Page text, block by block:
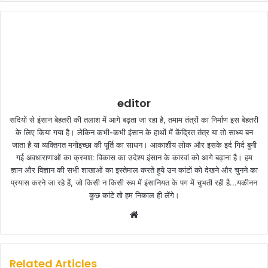
editor
सदियों से इंसान बेहतरी की तलाश में आगे बढ़ता जा रहा है, तमाम तंत्रों का निर्माण इस बेहतरी
के लिए किया गया है। लेकिन कभी-कभी इंसान के हाथों में केंद्रित तंत्र या तो साध्य बन
जाता है या व्यक्तिगत मनोइच्छा की पूर्ति का साधन। आकाशीय लोक और इसके इर्द गिर्द बुनी
गई अवधाराणाओं का क्रमश: विकास का उदेश्य इंसान के कारवां को आगे बढ़ाना है। हम
ज्ञान और विज्ञान की सभी शाखाओं का इस्तेमाल करते हुये उन कांटों को देखने और चुनने का
प्रयास करने जा रहे हैं, जो किसी न किसी रूप में इंसानियत के पग में चुभती रही है...यकीनन
कुछ कांटे तो हम निकाल ही लेंगे।
b
Related Articles